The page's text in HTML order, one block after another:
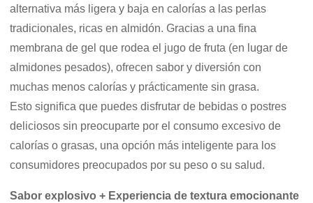
alternativa más ligera y baja en calorías a las perlas
tradicionales, ricas en almidón. Gracias a una fina
membrana de gel que rodea el jugo de fruta (en lugar de
almidones pesados), ofrecen sabor y diversión con
muchas menos calorías y prácticamente sin grasa.
Esto significa que puedes disfrutar de bebidas o postres
deliciosos sin preocuparte por el consumo excesivo de
calorías o grasas, una opción más inteligente para los
consumidores preocupados por su peso o su salud.
Sabor explosivo + Experiencia de textura emocionante